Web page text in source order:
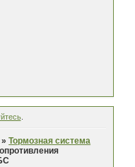
.
»Тормозная система